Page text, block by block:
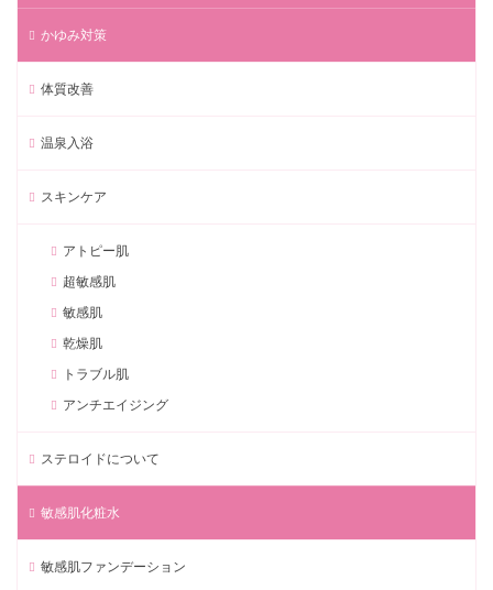
かゆみ対策
体質改善
温泉入浴
スキンケア
アトピー肌
超敏感肌
敏感肌
乾燥肌
トラブル肌
アンチエイジング
ステロイドについて
敏感肌化粧水
敏感肌ファンデーション